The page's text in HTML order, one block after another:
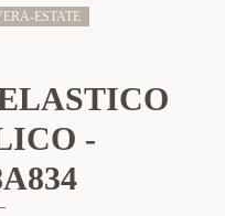
ESTATE
-